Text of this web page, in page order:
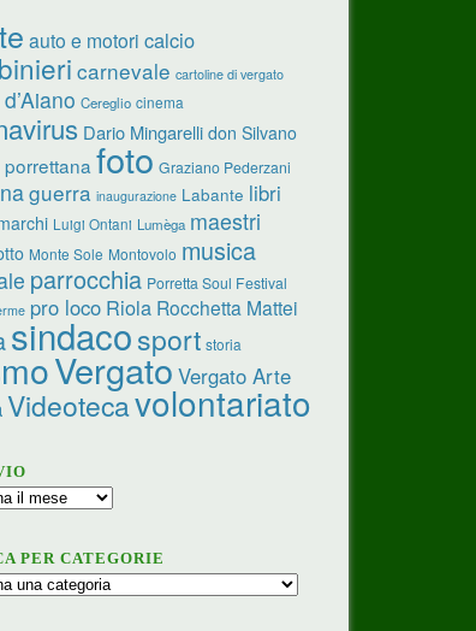
auto e motori calcio
carnevale cartoline di vergato
Cereglio cinema
Dario Mingarelli don Silvano
foto Graziano Pederzani
guerra inaugurazione Labante libri
Luigi Ontani Lumèga maestri
Monte Sole Montovolo musica
parrocchia Porretta Soul Festival
pro loco Riola Rocchetta Mattei
sindacosport storia
Vergato Vergato Arte
Videotecavolontariato
PER CATEGORIE